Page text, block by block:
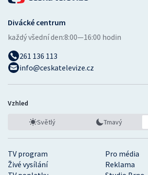
TV program
Pro média
Živé vysílání
Reklama
Divácké centrum
každý všední den:8:00—16:00 hodin
261 136 113
info@ceskatelevize.cz
Vzhled
Světlý Tmavý